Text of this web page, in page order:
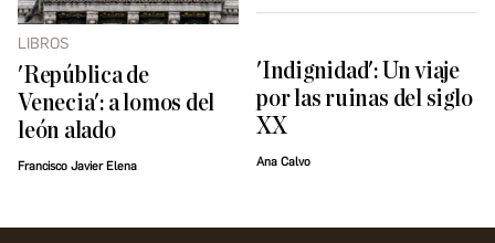
LIBROS
'República de
Venecia': a lomos del
león alado
Francisco Javier Elena
'Indignidad': Un viaje
por las ruinas del siglo
XX
Ana Calvo